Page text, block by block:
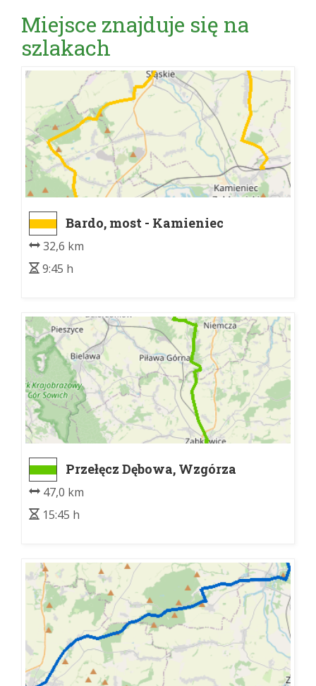
Miejsce znajduje się na
szlakach
Bardo, most - Kamieniec
Ząbkowicki, dw. kol.
32,6 km
9:45 h
Przełęcz Dębowa, Wzgórza
Krzyżowe (granica znakowania)
- Przełęcz Srebrna
47,0 km
15:45 h